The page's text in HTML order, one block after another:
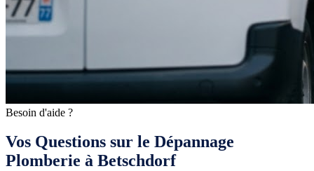
Besoin d'aide ?
Vos Questions sur le Dépannage
Plomberie à Betschdorf